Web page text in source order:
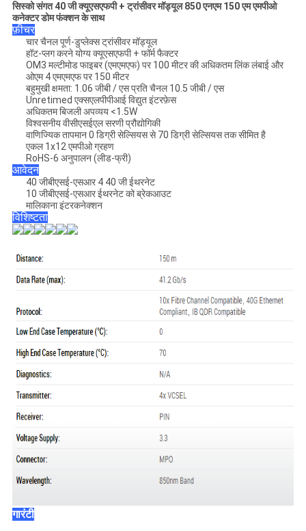
सिस्को संगत 40 जी क्यूएसएफपी + ट्रांसीवर मॉड्यूल 850 एनएम 150 एम एमपीओ
कनेक्टर डोम फंक्शन के साथ
फ़ीचर
चार चैनल पूर्ण-डुप्लेक्स ट्रांसीवर मॉड्यूल
हॉट-प्लग करने योग्य क्यूएसएफपी + फॉर्म फैक्टर
OM3 मल्टीमोड फाइबर (एमएमएफ) पर 100 मीटर की अधिकतम लिंक लंबाई और
ओएम 4 एमएमएफ पर 150 मीटर
बहुमुखी क्षमता: 1.06 जीबी / एस प्रति चैनल 10.5 जीबी / एस
Unretimed एक्सएलपीपीआई विद्युत इंटरफ़ेस
अधिकतम बिजली अपव्यय <1.5W
विश्वसनीय वीसीएसईएल सरणी प्रौद्योगिकी
वाणिज्यिक तापमान 0 डिग्री सेल्सियस से 70 डिग्री सेल्सियस तक सीमित है
एकल 1x12 एमपीओ ग्रहण
RoHS-6 अनुपालन (लीड-फ्री)
आवेदन
40 जीबीएसई-एसआर 4 40 जी ईथरनेट
10 जीबीएसई-एसआर ईथरनेट को ब्रेकआउट
मालिकाना इंटरकनेक्शन
विशिष्टता
गारंटी